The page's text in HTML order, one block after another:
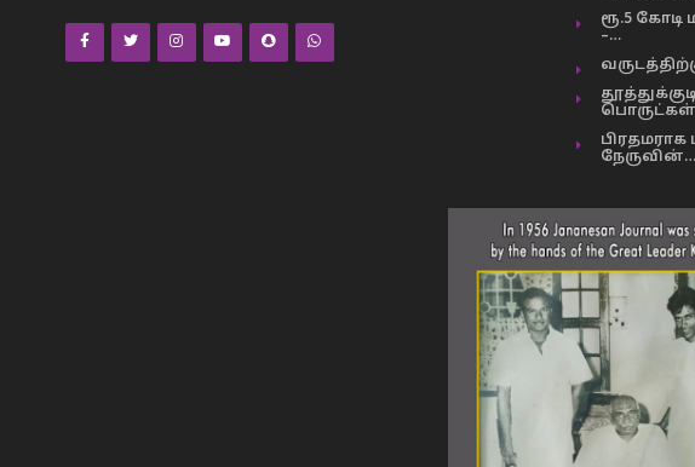
ரூ.5
–…
பொருட்கள்
நேருவின்…